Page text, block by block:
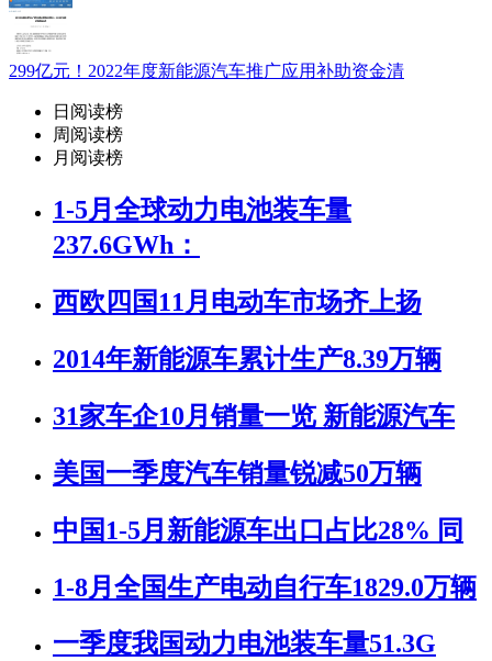
299亿元！2022年度新能源汽车推广应用补助资金清
日阅读榜
周阅读榜
月阅读榜
1-5月全球动力电池装车量
237.6GWh：
西欧四国11月电动车市场齐上扬
2014年新能源车累计生产8.39万辆
31家车企10月销量一览 新能源汽车
美国一季度汽车销量锐减50万辆
中国1-5月新能源车出口占比28% 同
1-8月全国生产电动自行车1829.0万辆
一季度我国动力电池装车量51.3G